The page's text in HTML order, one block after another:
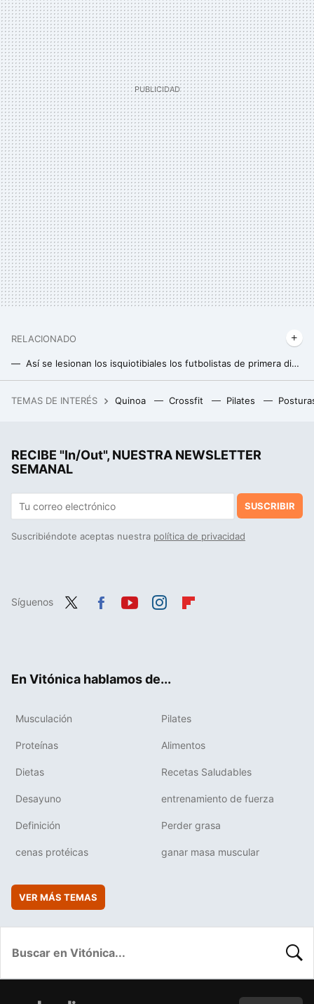
RELACIONADO
Así se lesionan los isquiotibiales los futbolistas de primera división
TEMAS DE INTERÉS Quinoa Crossfit Pilates
RECIBE "In/Out", NUESTRA NEWSLETTER
SEMANAL
SUSCRIBIR
Suscribiéndote aceptas nuestra política de privacidad
Síguenos
En Vitónica hablamos de...
Musculación Pilates
Proteínas Alimentos
Dietas Recetas Saludables
Desayuno entrenamiento de fuerza
Definición Perder grasa
cenas protéicas ganar masa muscular
VER MÁS TEMAS